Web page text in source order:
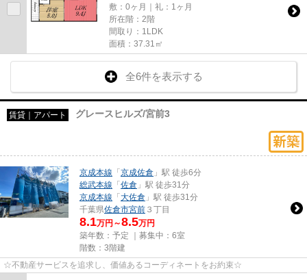
敷：0ヶ月｜礼：1ヶ月
所在階：2階
間取り：1LDK
面積：37.31㎡
全6件を表示する
賃貸｜アパート グレースヒルズ/宮前3
京成本線 「京成佐倉 」駅 徒歩6分
総武本線 「佐倉 」駅 徒歩31分
京成本線 「大佐倉 」駅 徒歩31分
千葉県佐倉市宮前 ３丁目
8.1万円～8.5万円
築年数：予定 ｜募集中： 6室
階数：3階建
☆不動産サービスを追求し、価値あるコーディネートをお約束☆